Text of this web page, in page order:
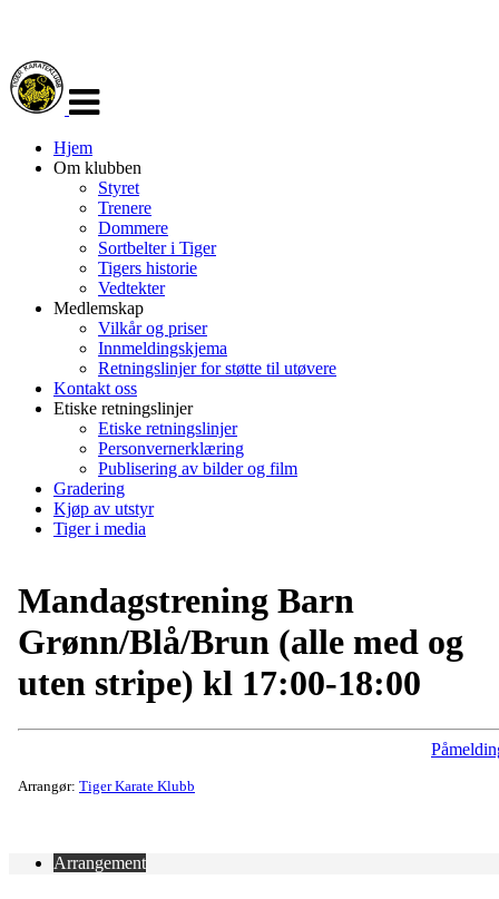
navigasjon
Hjem
Om klubben
Styret
Trenere
Dommere
Sortbelter i Tiger
Tigers historie
Vedtekter
Medlemskap
Vilkår og priser
Innmeldingskjema
Retningslinjer for støtte til utøvere
Kontakt oss
Etiske retningslinjer
Etiske retningslinjer
Personvernerklæring
Publisering av bilder og film
Gradering
Kjøp av utstyr
Tiger i media
Mandagstrening Barn
Grønn/Blå/Brun (alle med og
uten stripe) kl 17:00-18:00
Arrangør: Tiger Karate Klubb
Arrangement